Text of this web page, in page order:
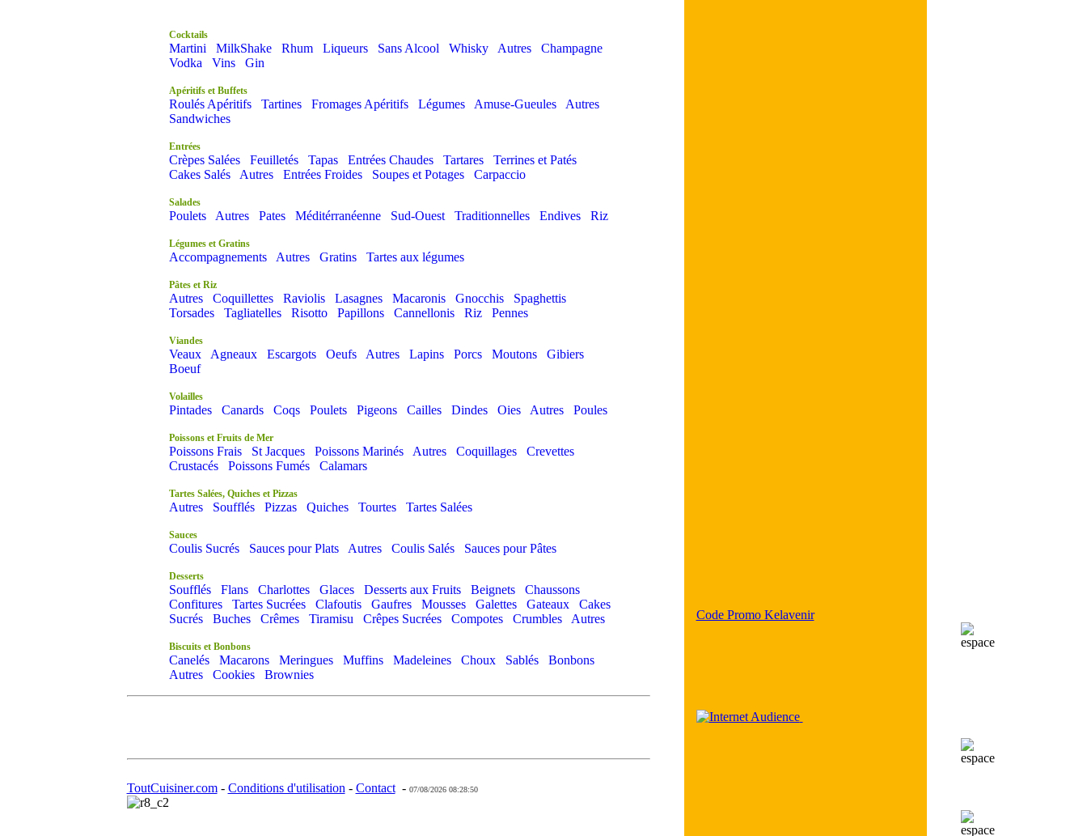
Cocktails
Martini MilkShake Rhum Liqueurs Sans Alcool Whisky Autres
Champagne
Vodka
Vins Gin
Apéritifs et Buffets
Roulés Apéritifs Tartines Fromages Apéritifs Légumes Amuse-Gueules
Autres
Sandwiches
Entrées
Crèpes Salées Feuilletés Tapas Entrées Chaudes Tartares
Terrines et Patés
Cakes Salés
Autres Entrées Froides Soupes et Potages Carpaccio
Salades
Poulets Autres Pates Méditérranéenne Sud-Ouest Traditionnelles Endives Riz
Légumes et Gratins
Accompagnements Autres Gratins Tartes aux légumes
Pâtes et Riz
Autres Coquillettes Raviolis Lasagnes Macaronis Gnocchis
Spaghettis
Torsades
Tagliatelles Risotto Papillons Cannellonis Riz Pennes
Viandes
Veaux Agneaux Escargots Oeufs Autres Lapins Porcs Moutons
Gibiers
Boeuf
Volailles
Pintades Canards Coqs Poulets Pigeons Cailles Dindes Oies Autres Poules
Poissons et Fruits de Mer
Poissons Frais St Jacques Poissons Marinés Autres Coquillages
Crevettes
Crustacés
Poissons Fumés Calamars
Tartes Salées, Quiches et Pizzas
Autres Soufflés Pizzas Quiches Tourtes Tartes Salées
Sauces
Coulis Sucrés Sauces pour Plats Autres Coulis Salés Sauces pour Pâtes
Desserts
Soufflés Flans Charlottes Glaces Desserts aux Fruits Beignets
Chaussons
Confitures
Tartes Sucrées Clafoutis Gaufres Mousses Galettes Gateaux
Cakes
Sucrés
Buches Crêmes Tiramisu Crêpes Sucrées Compotes Crumbles Autres
Biscuits et Bonbons
Canelés Macarons Meringues Muffins Madeleines Choux Sablés
Bonbons
Autres
Cookies Brownies
ToutCuisiner.com- Conditions d'utilisation - Contact- 07/08/2026 08:28:50
Code Promo Kelavenir